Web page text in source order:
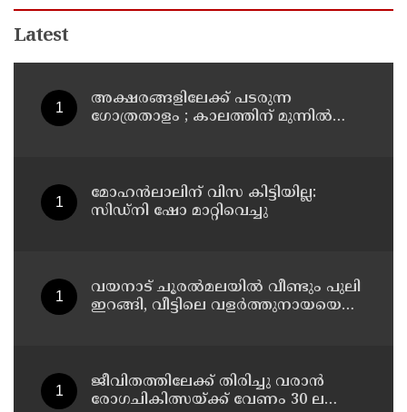
Latest
അക്ഷരങ്ങളിലേക്ക് പടരുന്ന
ഗോത്രതാളം ; കാലത്തിന് മുന്നിൽ
തനത് ഭാഷയ്ക്ക് നിഘണ്ടു ഒരുങ്ങുന്നു
മോഹൻലാലിന് വിസ കിട്ടിയില്ല:
സിഡ്നി ഷോ മാറ്റിവെച്ചു
വയനാട് ചൂരൽമലയിൽ വീണ്ടും പുലി
ഇറങ്ങി, വീട്ടിലെ വളർത്തുനായയെ
ജീവിതത്തിലേക്ക് തിരിച്ചു വരാൻ
രോഗചികിത്സയ്ക്ക് വേണം 30 ലക്ഷം